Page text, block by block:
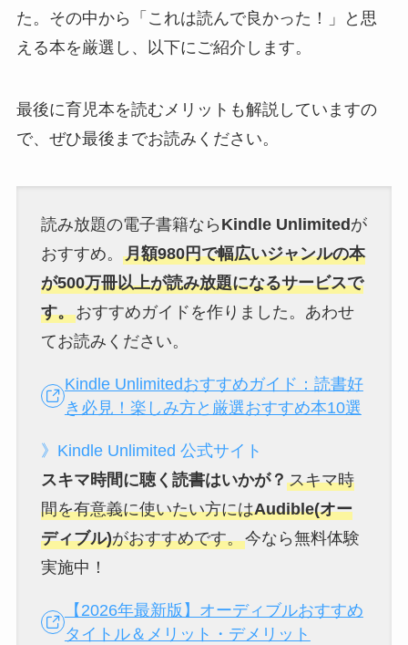
た。その中から「これは読んで良かった！」と思
える本を厳選し、以下にご紹介します。
最後に育児本を読むメリットも解説していますの
で、ぜひ最後までお読みください。
読み放題の電子書籍なら Kindle Unlimited が
おすすめ。 月額980円で幅広いジャンルの本
が500万冊以上が読み放題になるサービスで
す。おすすめガイドを作りました。あわせ
てお読みください。
Kindle Unlimitedおすすめガイド：読書好
き必見！楽しみ方と厳選おすすめ本10選
》Kindle Unlimited 公式サイト
スキマ時間に聴く読書はいかが？ スキマ時
間を有意義に使いたい方にはAudible(オー
ディブル)がおすすめです。今なら無料体験
実施中！
【2026年最新版】オーディブルおすすめ
タイトル＆メリット・デメリット